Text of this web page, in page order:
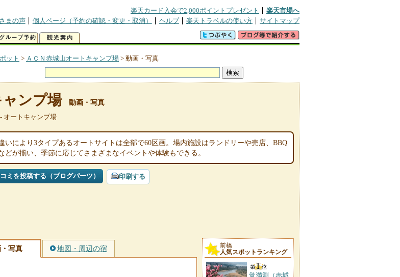
楽天カード入会で2,000ポイントプレゼント
楽天市場へ
まの声
個人ページ（予約の確認・変更・取消） ヘルプ 楽天トラベルの使い方 サイトマップ
ット > ＡＣＮ赤城山オートキャンプ場 > 動画・写真
ャンプ場 動画・写真
オートキャンプ場
いにより3タイプあるオートサイトは全部で60区画。場内施設はランドリーや売店、BBQ
どが揃い、季節に応じてさまざまなイベントや体験もできる。
ミを投稿する（ブログパーツ） 印刷する
写真 地図・周辺の宿
前橋
人気スポットランキング
覚満淵（赤城